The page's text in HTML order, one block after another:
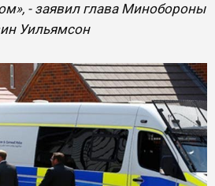
- заявил глава Минобороны
Уильямсон